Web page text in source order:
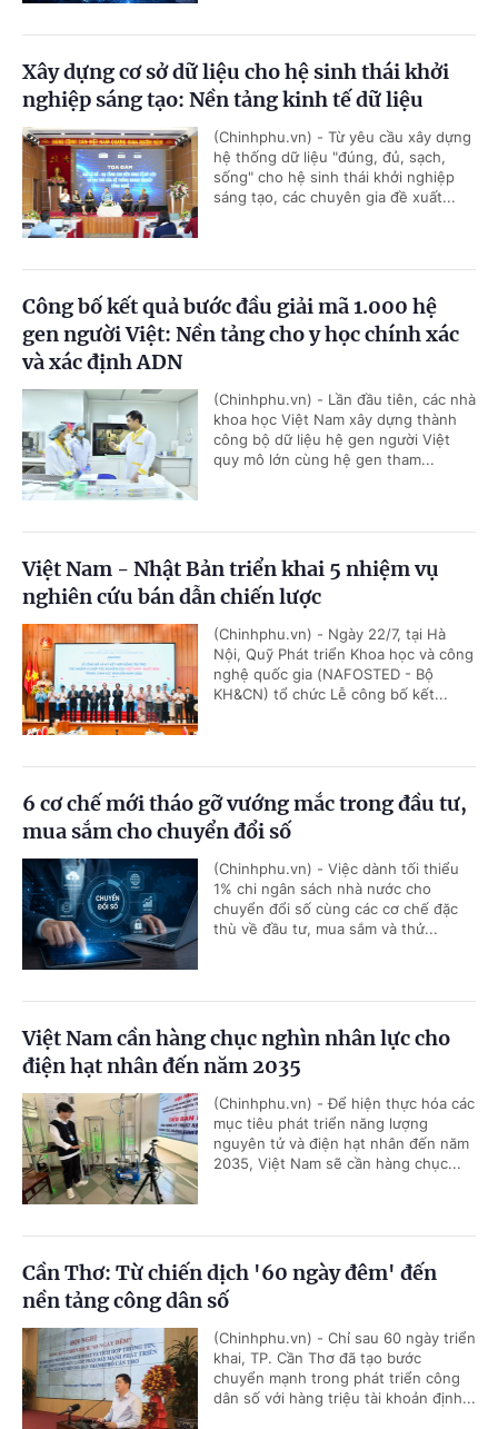
Xây dựng cơ sở dữ liệu cho hệ sinh thái khởi
nghiệp sáng tạo: Nền tảng kinh tế dữ liệu
(Chinhphu.vn) - Từ yêu cầu xây dựng
hệ thống dữ liệu "đúng, đủ, sạch,
sống" cho hệ sinh thái khởi nghiệp
sáng tạo, các chuyên gia đề xuất...
Công bố kết quả bước đầu giải mã 1.000 hệ
gen người Việt: Nền tảng cho y học chính xác
và xác định ADN
(Chinhphu.vn) - Lần đầu tiên, các nhà
khoa học Việt Nam xây dựng thành
công bộ dữ liệu hệ gen người Việt
quy mô lớn cùng hệ gen tham...
Việt Nam - Nhật Bản triển khai 5 nhiệm vụ
nghiên cứu bán dẫn chiến lược
(Chinhphu.vn) - Ngày 22/7, tại Hà
Nội, Quỹ Phát triển Khoa học và công
nghệ quốc gia (NAFOSTED - Bộ
KH&CN) tổ chức Lễ công bố kết...
6 cơ chế mới tháo gỡ vướng mắc trong đầu tư,
mua sắm cho chuyển đổi số
(Chinhphu.vn) - Việc dành tối thiểu
1% chi ngân sách nhà nước cho
chuyển đổi số cùng các cơ chế đặc
thù về đầu tư, mua sắm và thử...
Việt Nam cần hàng chục nghìn nhân lực cho
điện hạt nhân đến năm 2035
(Chinhphu.vn) - Để hiện thực hóa các
mục tiêu phát triển năng lượng
nguyên tử và điện hạt nhân đến năm
2035, Việt Nam sẽ cần hàng chục...
Cần Thơ: Từ chiến dịch '60 ngày đêm' đến
nền tảng công dân số
(Chinhphu.vn) - Chỉ sau 60 ngày triển
khai, TP. Cần Thơ đã tạo bước
chuyển mạnh trong phát triển công
dân số với hàng triệu tài khoản định...